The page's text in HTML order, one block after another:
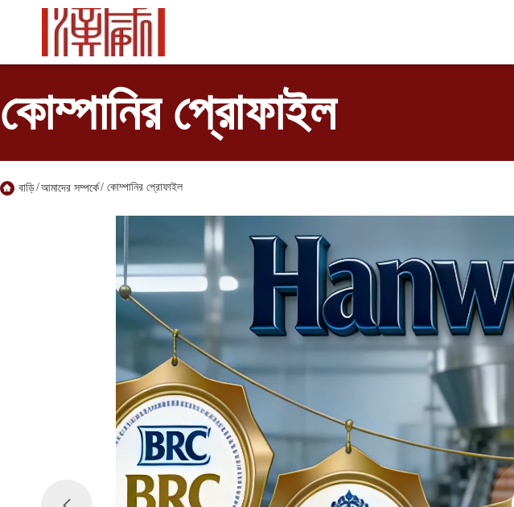
কোম্পানির প্রোফাইল
বাড়ি/আমাদের সম্পর্কে/ কোম্পানির প্রোফাইল